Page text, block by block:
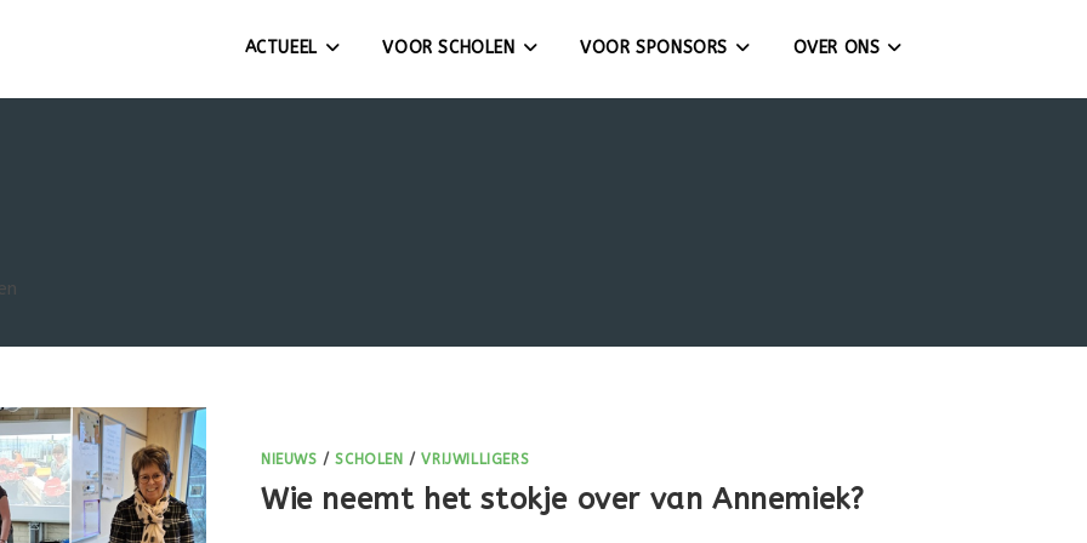
ACTUEEL VOOR SCHOLEN VOOR SPONSORS OVER ONS
NIEUWS /SCHOLEN /VRIJWILLIGERS
Wie neemt het stokje over van Annemiek?